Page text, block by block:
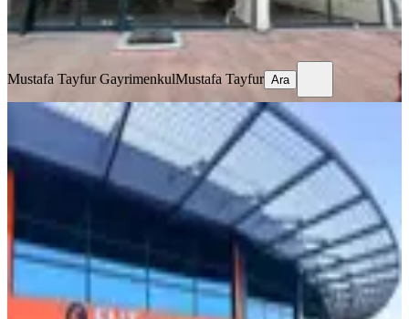
Mustafa Tayfur GayrimenkulMustafa Tayfur
Ara
Mustafa Tayfur GayrimenkulMustafa Tayfur Ara
ÖNE ÇIKAN
Coşar Gayrimenkul'den Galericiler
Sitesi'nde Prestijli Kiralık Dükkan 195
Aksaray, Merkez
01.08.2026
35.000 ₺